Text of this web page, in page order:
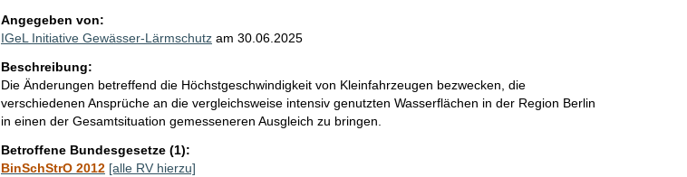
p
r
Angegeben von:
IGeL Initiative Gewässer-Lärmschutz am 30.06.2025
Beschreibung:
Die Änderungen betreffend die Höchstgeschwindigkeit von Kleinfahrzeugen bezwecken, die
verschiedenen Ansprüche an die vergleichsweise intensiv genutzten Wasserflächen in der Region Berlin
in einen der Gesamtsituation gemesseneren Ausgleich zu bringen.
Betroffene Bundesgesetze (1):
BinSchStrO 2012 [alle RV hierzu]